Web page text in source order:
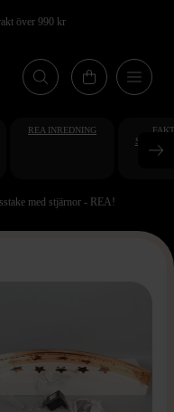
över 990 kr
REA INREDNING
med stjärnor - REA!